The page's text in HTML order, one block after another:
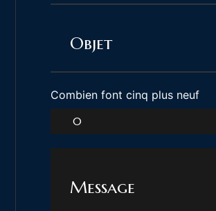
Combien font cinq plus neuf